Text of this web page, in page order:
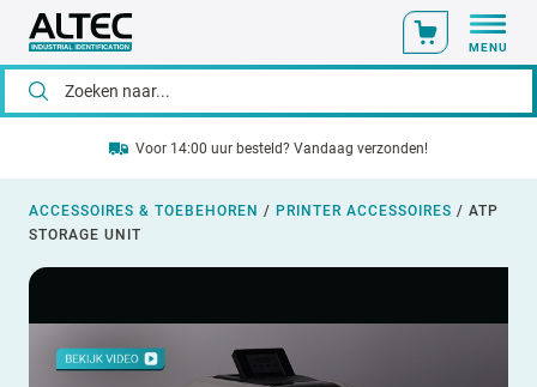
MENU
Voor 14:00 uur besteld? Vandaag verzonden!
ACCESSOIRES & TOEBEHOREN / PRINTER ACCESSOIRES / ATP
STORAGE UNIT